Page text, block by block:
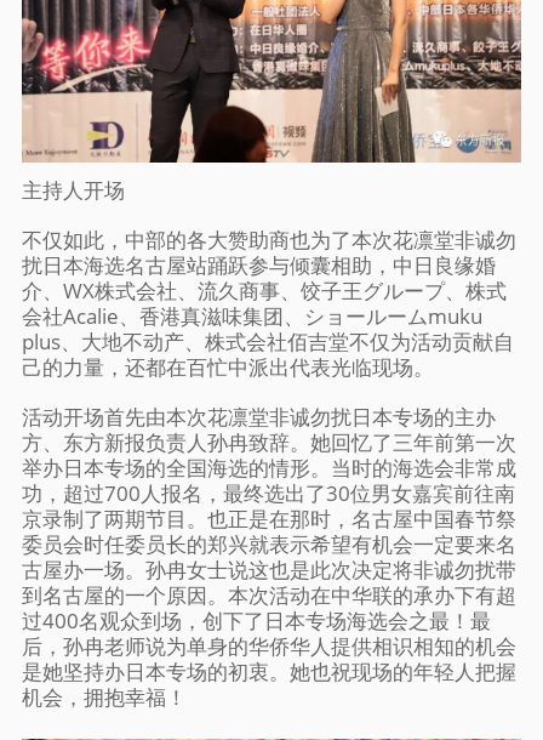
主持人开场
不仅如此，中部的各大赞助商也为了本次花凛堂非诚勿
扰日本海选名古屋站踊跃参与倾囊相助，中日良缘婚
介、WX株式会社、流久商事、饺子王グループ、株式
会社Acalie、香港真滋味集团、ショールームmuku
plus、大地不动产、株式会社佰吉堂不仅为活动贡献自
己的力量，还都在百忙中派出代表光临现场。
活动开场首先由本次花凛堂非诚勿扰日本专场的主办
方、东方新报负责人孙冉致辞。她回忆了三年前第一次
举办日本专场的全国海选的情形。当时的海选会非常成
功，超过700人报名，最终选出了30位男女嘉宾前往南
京录制了两期节目。也正是在那时，名古屋中国春节祭
委员会时任委员长的郑兴就表示希望有机会一定要来名
古屋办一场。孙冉女士说这也是此次决定将非诚勿扰带
到名古屋的一个原因。本次活动在中华联的承办下有超
过400名观众到场，创下了日本专场海选会之最！最
后，孙冉老师说为单身的华侨华人提供相识相知的机会
是她坚持办日本专场的初衷。她也祝现场的年轻人把握
机会，拥抱幸福！